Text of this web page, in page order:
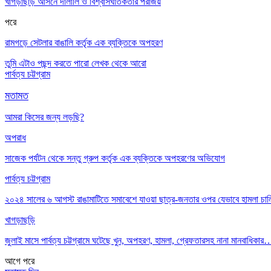
পরে
রামগড়ে সেটলার বাঙালি কর্তৃক এক ব্যক্তিকে অপহরণ
তুমি এটাও পছন্দ করতে পারো লেখক থেকে আরো
পার্বত্য চট্টগ্রাম
মতামত
আমরা কিসের জন্য লড়ছি?
অপরাধ
সাজেক পর্যটন থেকে সন্তু গ্রুপ কর্তৃক এক ব্যক্তিকে অপহরণের অভিযোগ
পার্বত্য চট্টগ্রাম
২০২৪ সালের ৬ আগস্ট রাঙামাটিতে সমাবেশে যাওয়া ছাত্র-জনতার ওপর যেভাবে হামলা
খাগড়াছড়ি
জুলাই মাসে পার্বত্য চট্টগ্রামে ঘটেছে খুন, অপহরণ, হামলা, গ্রেফতারসহ নানা
আগে পরে